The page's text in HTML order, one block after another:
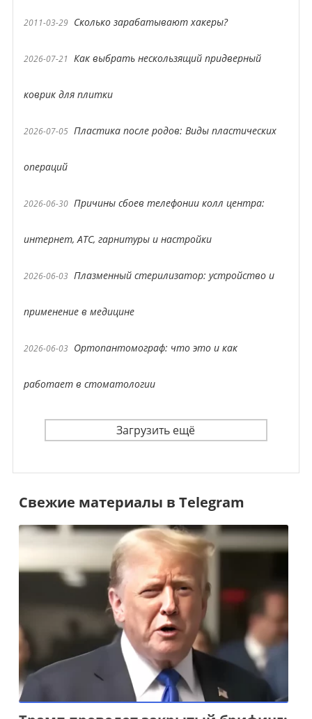
2011-03-29 Сколько зарабатывают хакеры?
2026-07-21 Как выбрать нескользящий придверный
коврик для плитки
2026-07-05 Пластика после родов: Виды пластических
операций
2026-06-30 Причины сбоев телефонии колл центра:
интернет, АТС, гарнитуры и настройки
2026-06-03 Плазменный стерилизатор: устройство и
применение в медицине
2026-06-03 Ортопантомограф: что это и как
работает в стоматологии
Загрузить ещё
Свежие материалы в Telegram